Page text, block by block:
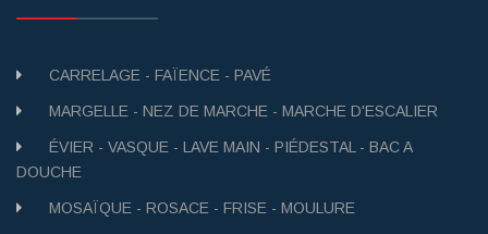
CARRELAGE - FAÏENCE - PAVÉ
MARGELLE - NEZ DE MARCHE - MARCHE D'ESCALIER
ÉVIER - VASQUE - LAVE MAIN - PIÉDESTAL - BAC A
DOUCHE
MOSAÏQUE - ROSACE - FRISE - MOULURE